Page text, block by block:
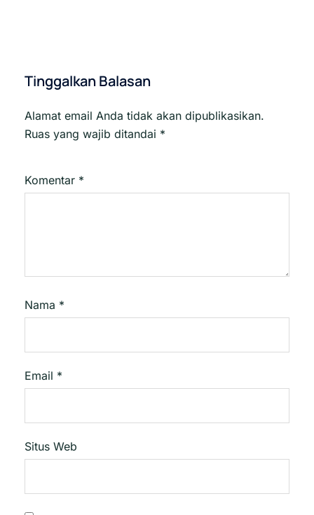
Tinggalkan Balasan
Alamat email Anda tidak akan dipublikasikan.
Ruas yang wajib ditandai *
Komentar *
Nama *
Email *
Situs Web